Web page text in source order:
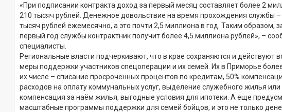
«При подписании контракта доход за первый месяц составляет более 2
210 тысяч рублей. Денежное довольствие на время прохождения службы –
тысяч рублей ежемесячно, а это почти 2,5 миллиона в год. Таким образом,
первый год службы контрактник получит более 4,5 миллиона рублей», –
специалисты.
Региональные власти подчеркивают, что в крае сохраняются и действуют
меры поддержки участников спецоперации и их семей. Их в Приморье
их числе – списание просроченных процентов по кредитам, 50%
расходов на оплату коммунальных услуг, выделение служебного жилья или
компенсация за наём жилья, выгодные условия для ипотеки. А еще
масштабные программы поддержки для семей бойцов, и это не только